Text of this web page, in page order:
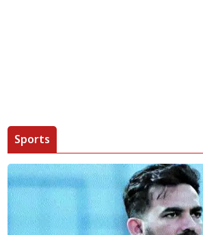
Sports